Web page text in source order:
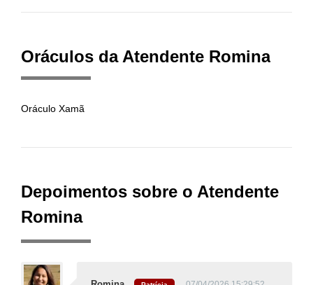
Oráculos da Atendente Romina
Oráculo Xamã
Depoimentos sobre o Atendente
Romina